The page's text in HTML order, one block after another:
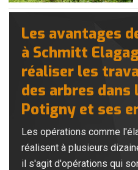
Les avantages
à Schmitt
réaliser les
des arbres dans
Potigny et ses
Les opérations comme
réalisent à plusieurs
il s'agit d'opérations qui